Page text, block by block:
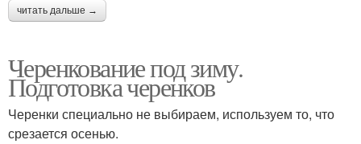
читать дальше →
Черенкование под зиму.
Подготовка черенков
Черенки специально не выбираем, используем то, что
срезается осенью.